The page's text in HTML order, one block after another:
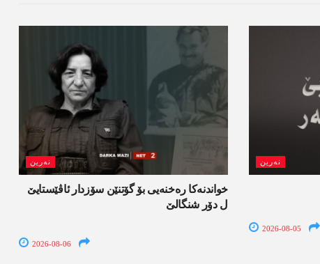
نەرین
خواندنه‌كا رەخنەیی بۆ گۆتنێن سۆزدار ئاڤێستایێ
ل دۆر شنگالێ
2026-08-06
نەرین
2026-08-05